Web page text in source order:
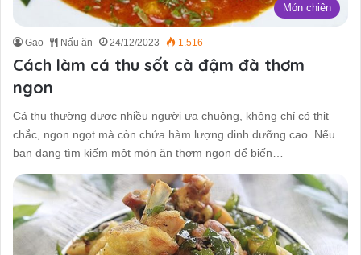
Món chiên
Gạo Nấu ăn 24/12/2023 1.516
Cách làm cá thu sốt cà đậm đà thơm
ngon
Cá thu thường được nhiều người ưa chuộng, không chỉ có thịt
chắc, ngon ngọt mà còn chứa hàm lượng dinh dưỡng cao. Nếu
bạn đang tìm kiếm một món ăn thơm ngon để biến…